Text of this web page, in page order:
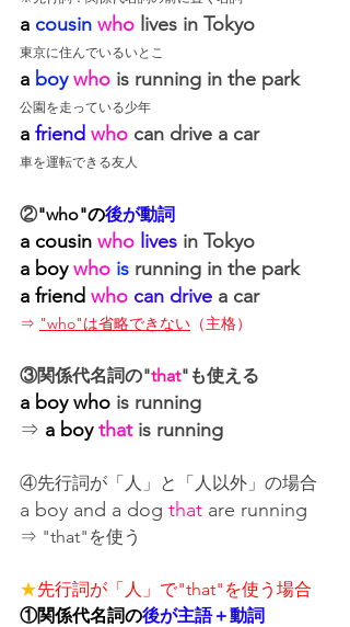
a cousin who lives in Tokyo
東京に住んでいるいとこ
a boy who is running in the park
公園を走っている少年
a friend who can drive a car
車を運転できる友人
②"who"の後が動詞
a cousin who lives in Tokyo
a boy who is running in the park
a friend who can drive a car
⇒ "who"は省略できない （主格）
③関係代名詞の"that"も使える
a boy who is running
⇒ a boy that is running
④先行詞が「人」と「人以外」の場合
a boy and a dog that are running
⇒ "that"を使う
★先行詞が「人」で"that"を使う場合
①関係代名詞の後が主語＋動詞